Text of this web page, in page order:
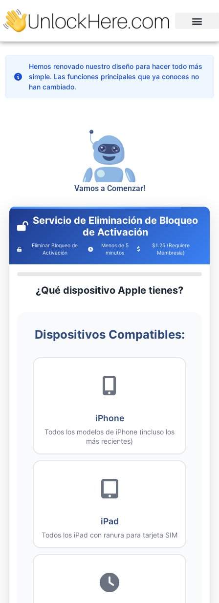
Hemos renovado nuestro diseño para hacer todo más
simple. Las funciones principales que ya conoces no
han cambiado.
Vamos a Comenzar!
Servicio de Eliminación de Bloqueo
de Activación
Eliminar Bloqueo de
Activación
Menos de 5
minutos
$1.25 (Requiere
Membresía)
¿Qué dispositivo Apple tienes?
Dispositivos Compatibles:
iPhone
Todos los modelos de iPhone (incluso los
más recientes)
iPad
Todos los iPad con ranura para tarjeta SIM